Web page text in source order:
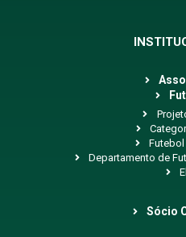
Futebol
Departamento de
Sócio